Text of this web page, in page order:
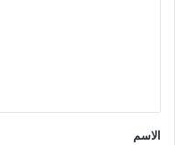
الاسم